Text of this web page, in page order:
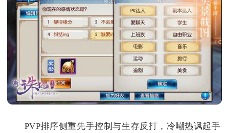
PVP排序侧重先手控制与生存反打，冷嘲热讽起手